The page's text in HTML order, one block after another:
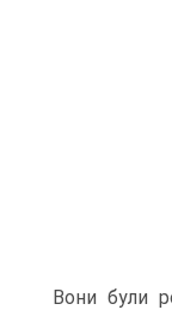
Вони були